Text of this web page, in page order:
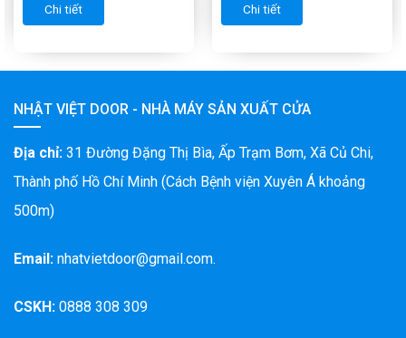
Chi tiết Chi tiết
NHẬT VIỆT DOOR - NHÀ MÁY SẢN XUẤT CỬA
Địa chỉ: 31 Đường Đặng Thị Bìa, Ấp Trạm Bơm, Xã Củ Chi,
Thành phố Hồ Chí Minh (Cách Bệnh viện Xuyên Á khoảng
500m)
Email: nhatvietdoor@gmail.com.
CSKH: 0888 308 309